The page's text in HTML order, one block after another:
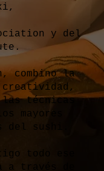
y del
combino la
las técnicas
mayores
del sushi.
todo ese
a través de